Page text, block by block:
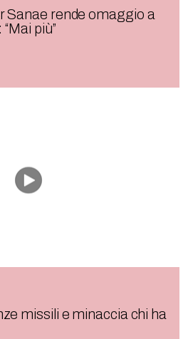
Sanae rende omaggio a
più”
missili e minaccia chi ha